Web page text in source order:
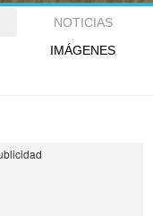
NOTICIAS
IMÁGENES